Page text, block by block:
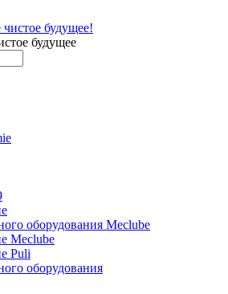
будущее
оборудования Meclube
Meclube
Puli
оборудования